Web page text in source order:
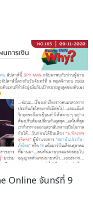
Online จันทร์ที่ 9